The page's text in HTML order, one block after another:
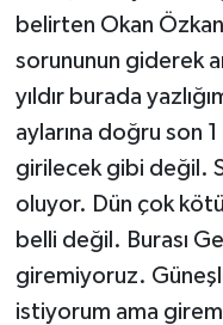
belirten Okan
sorununun giderek
yıldır burada
aylarına doğru son
girilecek gibi değil.
oluyor. Dün çok
belli değil. Burası
giremiyoruz.
istiyorum ama